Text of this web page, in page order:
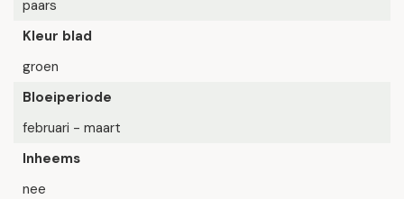
paars
Kleur blad
groen
Bloeiperiode
februari - maart
Inheems
nee